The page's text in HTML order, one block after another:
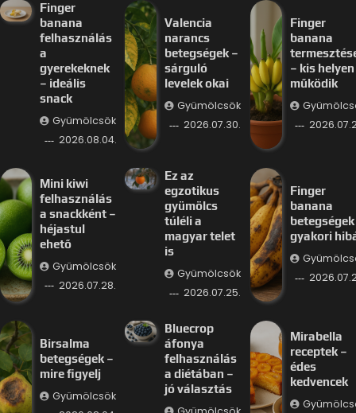
Finger
banana
felhasználás
a
gyerekeknek
– ideális
snack
Gyümölcsök
2026.08.04.
Valencia
narancs
betegségek –
sárguló
levelek okai
Gyümölcsök
2026.07.30.
Finger
banana
– kis
működik
Mini kiwi
felhasználás
a snackként –
héjastul
ehető
Gyümölcsök
2026.07.28.
Ez az
egzotikus
gyümölcs
túléli a
magyar telet
is
Gyümölcsök
2026.07.25.
Finger
banana
betegségek
gyakori
Birsalma
betegségek –
mire figyelj
Gyümölcsök
Bluecrop
áfonya
felhasználás
a diétában –
jó választás
Mirabella
receptek –
édes
kedvencek